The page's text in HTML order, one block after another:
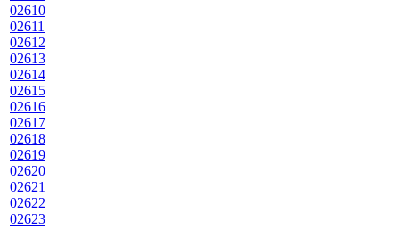
02610
02611
02612
02613
02614
02615
02616
02617
02618
02619
02620
02621
02622
02623